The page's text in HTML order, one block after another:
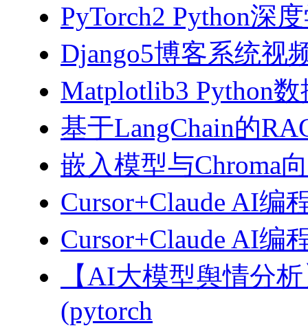
PyTorch2 Python深
Django5博客系统视
Matplotlib3 Python
基于LangChain的
嵌入模型与Chroma
Cursor+Claude AI编
Cursor+Claude AI编
【AI大模型舆情分
(pytorch